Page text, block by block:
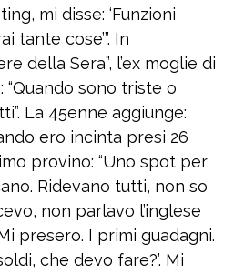
mi disse: ‘Funzioni
tante cose’”. In
della Sera”, l’ex moglie di
sono triste o
La 45enne aggiunge:
ero incinta presi 26
provino: “Uno spot per
Ridevano tutti, non so
non parlavo l’inglese
presero. I primi guadagni.
che devo fare?’. Mi